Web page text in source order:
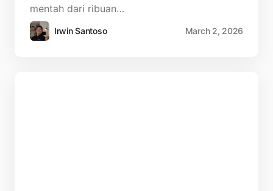
mentah dari ribuan…
Irwin Santoso March 2, 2026